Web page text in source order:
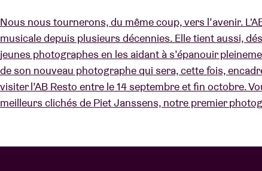
Nous nous tournerons, du même coup, vers l’avenir.
musicale depuis plusieurs décennies. Elle tient aussi,
jeunes photographes en les aidant à s’épanouir
de son nouveau photographe qui sera, cette fois,
visiter l’AB Resto entre le 14 septembre et fin octobre.
meilleurs clichés de Piet Janssens, notre premier